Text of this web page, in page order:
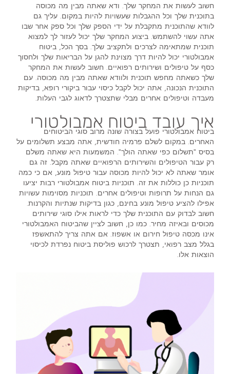
חשוב לעשות את המחקר שלך. ודא שאתה מבין מה מכוסה
בתוכנית שלך וכל ההגבלות שעשויות להיות במקום. עליך גם
לוודא שהתוכנית מתקבלת על ידי הספק שלך וכל ספק אחר שבו
אתה עשוי להשתמש. ביצוע המחקר שלך יכול לעזור לך למצוא
תוכנית שמתאימה לצרכים ולתקציב שלך. בסך הכל, ביטוח
אמבולטורי יכול להיות דרך מצוינת להגן על הבריאות שלך ולחסוך
כסף על טיפולים ושירותים רפואיים. חשוב לעשות את המחקר
שלך כשאתה מחפש תוכנית ולוודא שאתה מבין מה מכוסה. עם
התוכנית הנכונה, אתה יכול לקבל כיסוי עבור ביקורי רופא, בדיקות
מעבדה וטיפולים אחרים מבלי שתצטרך לדאוג לגבי העלות.
איך עובד ביטוח אמבולטורי
ביטוח אמבולטורי פועל בצורה שונה מרוב סוגי הביטוחים
האחרים. במקום לשלם פרמיה חודשית, אתה מבצע תשלומים על
בסיס "תשלום כפי שאתה הולך". המשמעות היא שאתה משלם
רק עבור הטיפולים והשירותים הרפואיים שאתה מקבל. זה גם
אומר שאתה לא יכול להיות מכוסה עבור טיפול מונע, אם כי כמה
תוכניות כן כוללות את זה. תוכניות ביטוח אמבולטורי רבות יציעו
גם הנחות על תרופות וטיפולים אחרים. תוכניות מסוימות עשויות
אפילו להציע טיפול מונע בחינם, כגון בדיקות שנתיות והקרנות.
חשוב לבדוק עם התוכנית שלך כדי לראות אילו סוגי שירותים
מכוסים ובאיזה מחיר. כמו כן, חשוב לציין שהביטוח האמבולטורי
אינו מכסה טיפול חירום או אשפוז. אם אתה צריך להתאשפז
בגלל מצב רפואי, תצטרך לרכוש פוליסת ביטוח נפרדת לכיסוי
הוצאות אלו.